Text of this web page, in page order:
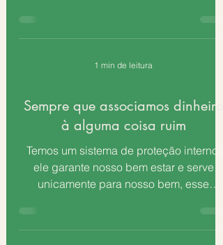
1 min de leitura
Sempre que associamos dinheiro
à alguma coisa ruim
Temos um sistema de proteção interno,
ele garante nosso bem estar e serve
unicamente para nosso bem, esse